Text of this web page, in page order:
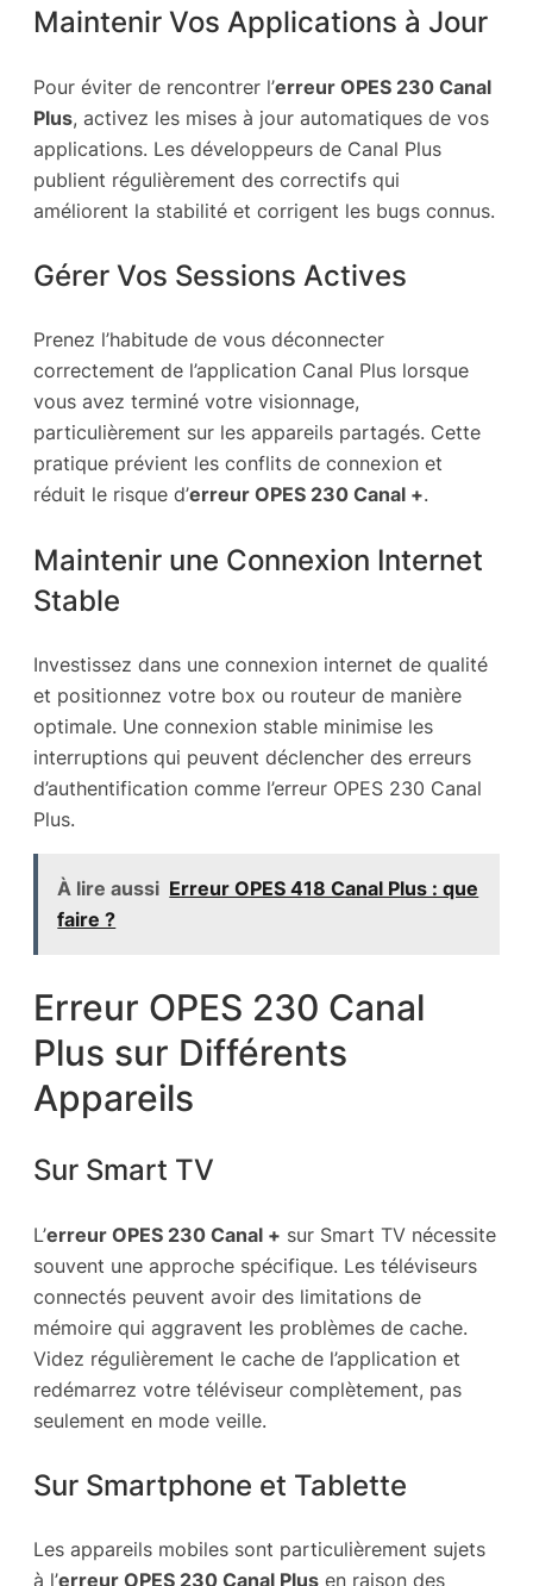
Maintenir Vos Applications à Jour
Pour éviter de rencontrer l’erreur OPES 230 Canal
Plus, activez les mises à jour automatiques de vos
applications. Les développeurs de Canal Plus
publient régulièrement des correctifs qui
améliorent la stabilité et corrigent les bugs connus.
Gérer Vos Sessions Actives
Prenez l’habitude de vous déconnecter
correctement de l’application Canal Plus lorsque
vous avez terminé votre visionnage,
particulièrement sur les appareils partagés. Cette
pratique prévient les conflits de connexion et
réduit le risque d’erreur OPES 230 Canal +.
Maintenir une Connexion Internet
Stable
Investissez dans une connexion internet de qualité
et positionnez votre box ou routeur de manière
optimale. Une connexion stable minimise les
interruptions qui peuvent déclencher des erreurs
d’authentification comme l’erreur OPES 230 Canal
Plus.
À lire aussi Erreur OPES 418 Canal Plus : que
faire ?
Erreur OPES 230 Canal
Plus sur Différents
Appareils
Sur Smart TV
L’erreur OPES 230 Canal + sur Smart TV nécessite
souvent une approche spécifique. Les téléviseurs
connectés peuvent avoir des limitations de
mémoire qui aggravent les problèmes de cache.
Videz régulièrement le cache de l’application et
redémarrez votre téléviseur complètement, pas
seulement en mode veille.
Sur Smartphone et Tablette
Les appareils mobiles sont particulièrement sujets
à l’erreur OPES 230 Canal Plus en raison des